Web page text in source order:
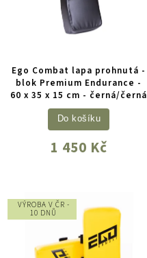
Ego Combat lapa prohnutá -
blok Premium Endurance -
60 x 35 x 15 cm - černá/černá
1 450 Kč
Do košíku
VÝROBA V ČR -
10 DNŮ